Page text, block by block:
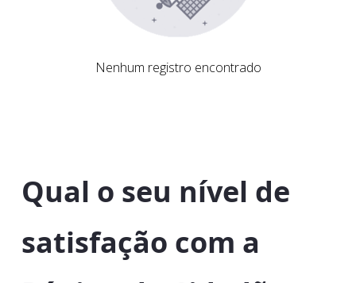
Nenhum registro encontrado